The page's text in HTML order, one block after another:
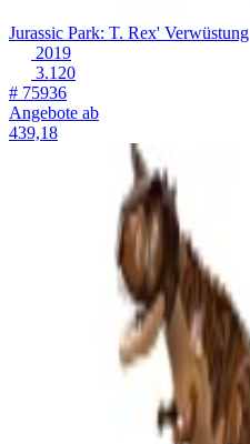
Jurassic Park: T. Rex' Verwüstung
2019
3.120
# 75936
Angebote ab
439,18